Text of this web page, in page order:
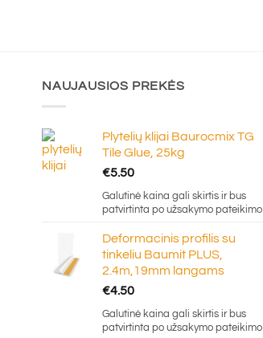
NAUJAUSIOS PREKĖS
Plytelių klijai Baurocmix TG
Tile Glue, 25kg
€5.50
Galutinė kaina gali skirtis ir bus
patvirtinta po užsakymo pateikimo
Deformacinis profilis su
tinkeliu Baumit PLUS,
2.4m,19mm langams
€4.50
Galutinė kaina gali skirtis ir bus
patvirtinta po užsakymo pateikimo